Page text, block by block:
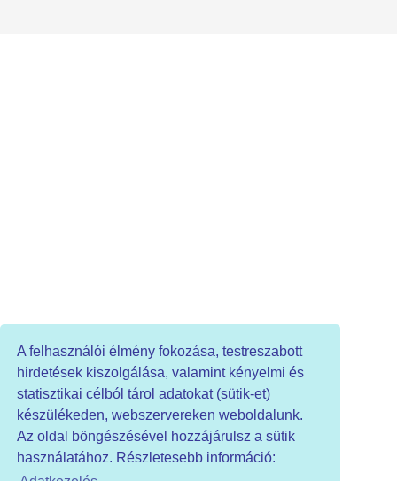
A felhasználói élmény fokozása, testreszabott
hirdetések kiszolgálása, valamint kényelmi és
statisztikai célból tárol adatokat (sütik-et)
készülékeden, webszervereken weboldalunk.
Az oldal böngészésével hozzájárulsz a sütik
használatához. Részletesebb információ:
HIRDETÉS